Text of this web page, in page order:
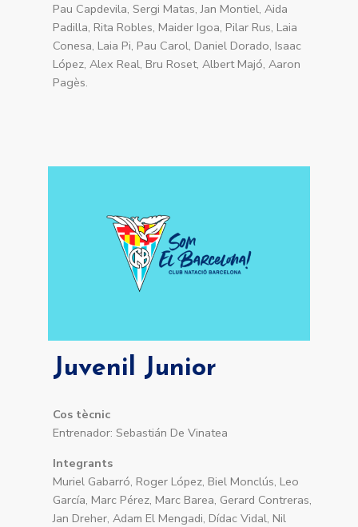
Pau Capdevila, Sergi Matas, Jan Montiel, Aida
Padilla, Rita Robles, Maider Igoa, Pilar Rus, Laia
Conesa, Laia Pi, Pau Carol, Daniel Dorado, Isaac
López, Alex Real, Bru Roset, Albert Majó, Aaron
Pagès.
Juvenil Junior
Cos tècnic
Entrenador: Sebastián De Vinatea
Integrants
Muriel Gabarró, Roger López, Biel Monclús, Leo
García, Marc Pérez, Marc Barea, Gerard Contreras,
Jan Dreher, Adam El Mengadi, Dídac Vidal, Nil